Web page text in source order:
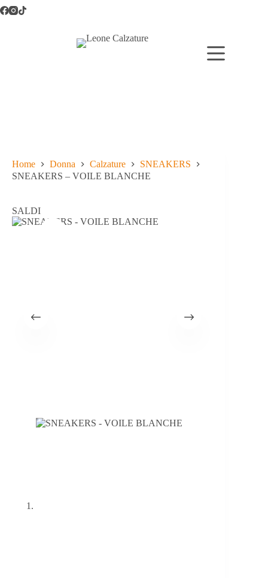
Salta
al
Home Donna Calzature
SNEAKERS
SNEAKERS – VOILE BLANCHE
SALDI